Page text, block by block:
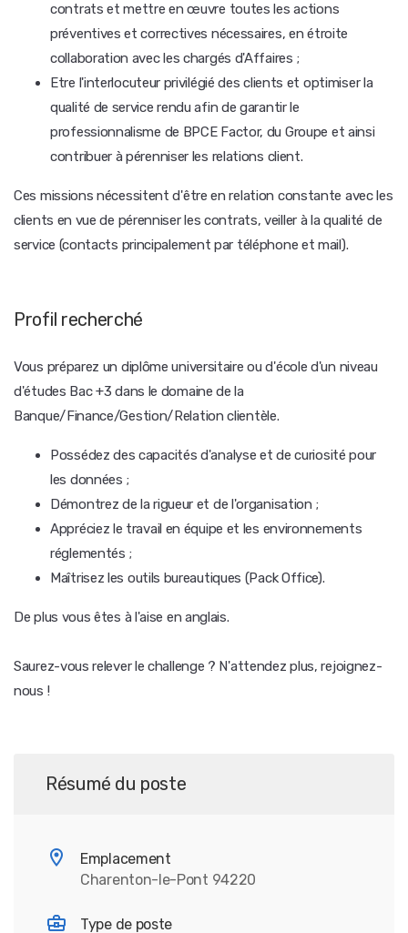
contrats et mettre en œuvre toutes les actions
préventives et correctives nécessaires, en étroite
collaboration avec les chargés d'Affaires ;
Etre l'interlocuteur privilégié des clients et optimiser la
qualité de service rendu afin de garantir le
professionnalisme de BPCE Factor, du Groupe et ainsi
contribuer à pérenniser les relations client.
Ces missions nécessitent d'être en relation constante avec les
clients en vue de pérenniser les contrats, veiller à la qualité de
service (contacts principalement par téléphone et mail).
Profil recherché
Vous préparez un diplôme universitaire ou d'école d'un niveau
d'études Bac +3 dans le domaine de la
Banque/Finance/Gestion/Relation clientèle.
Possédez des capacités d'analyse et de curiosité pour
les données ;
Démontrez de la rigueur et de l'organisation ;
Appréciez le travail en équipe et les environnements
réglementés ;
Maîtrisez les outils bureautiques (Pack Office).
De plus vous êtes à l'aise en anglais.
Saurez-vous relever le challenge ? N'attendez plus, rejoignez-
nous !
Résumé du poste
Emplacement
Charenton-le-Pont 94220
Type de poste